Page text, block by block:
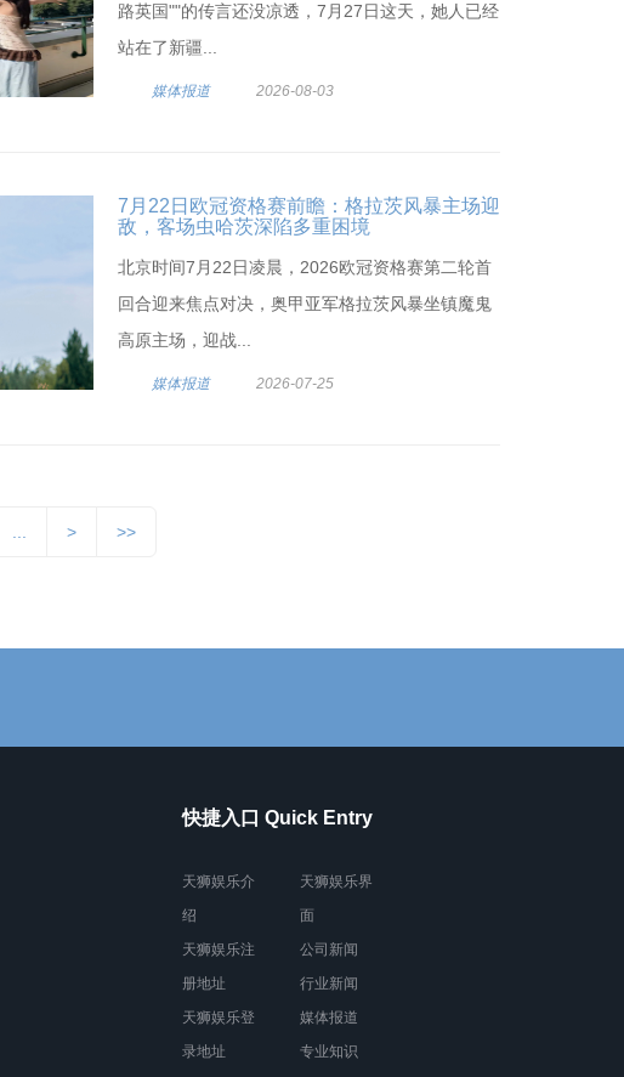
路英国""的传言还没凉透，7月27日这天，她人已经
站在了新疆...
媒体报道 2026-08-03
7月22日欧冠资格赛前瞻：格拉茨风暴主场迎
敌，客场虫哈茨深陷多重困境
北京时间7月22日凌晨，2026欧冠资格赛第二轮首
回合迎来焦点对决，奥甲亚军格拉茨风暴坐镇魔鬼
高原主场，迎战...
媒体报道 2026-07-25
> >>
快捷入口 Quick Entry
天狮娱乐介
绍
天狮娱乐注
册地址
天狮娱乐登
录地址
天狮娱乐界
面
公司新闻
行业新闻
媒体报道
专业知识